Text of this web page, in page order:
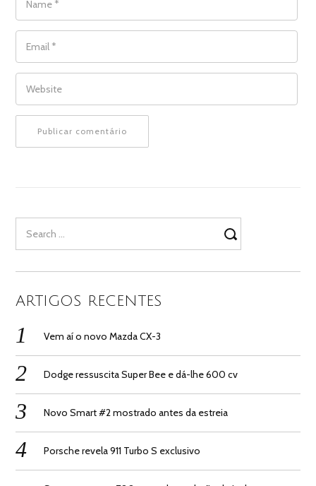
for:
ARTIGOS RECENTES
Vem aí o novo Mazda CX-3
Dodge ressuscita Super Bee e dá-lhe 600 cv
Novo Smart #2 mostrado antes da estreia
Porsche revela 911 Turbo S exclusivo